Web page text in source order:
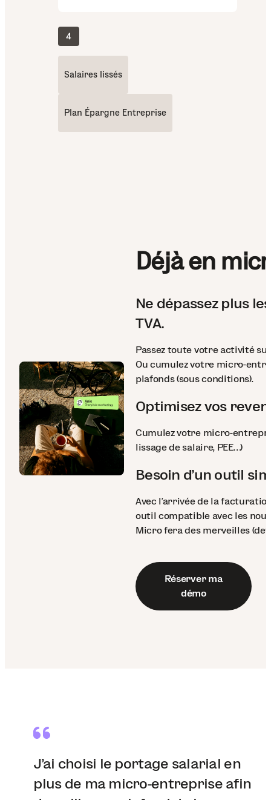
4
Salaires lissés
Plan Épargne Entreprise
Déjà en
Ne dépassez plus
TVA.
Passez toute votre activité
Ou cumulez votre micro-
plafonds (sous conditions).
Optimisez vos
Cumulez votre micro-
lissage de salaire, PEE…)
Besoin d’un outil
Avec l’arrivée de la
outil compatible avec les
Micro fera des merveilles
Réserver ma
démo
J'ai choisi le portage salarial en
plus de ma micro-entreprise afin